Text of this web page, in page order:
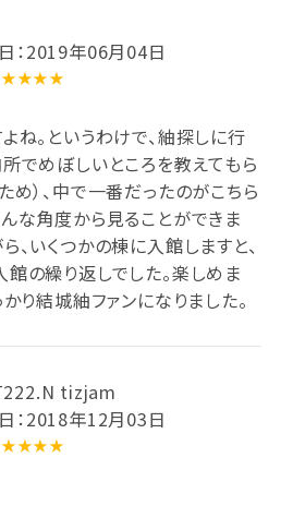
：2019年06月04日
ね。というわけで、紬探しに行
でめぼしいところを教えてもら
め）、中で一番だったのがこちら
な角度から見ることができま
、いくつかの棟に入館しますと、
の繰り返しでした。楽しめま
かり結城紬ファンになりました。
tizjam
：2018年12月03日